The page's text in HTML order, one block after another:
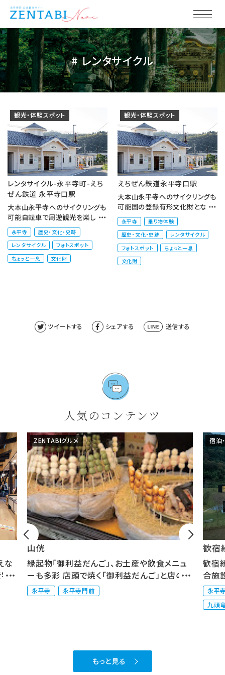
# レンタサイクル
観光・体験スポット
レンタサイクル-永平寺町-えち
ぜん鉄道 永平寺口駅
大本山永平寺へのサイクリングも
可能自転車で周遊観光を楽しむ
ことができます。 大本山永平寺は
もちろんのこと近隣の観光地へ
の...
永平寺
歴史・文化・史跡
レンタサイクル
フォトスポット
ちょっと一息
文化財
観光・体験スポット
えちぜん鉄道永平寺口駅
大本山永平寺へのサイクリングも
可能国の登録有形文化財となっ
ている旧駅舎の雰囲気を採り入
れた、白を基調とした洋風デザイ
ンの...
永平寺
乗り物体験
歴史・文化・史跡
レンタサイクル
フォトスポット
ちょっと一息
文化財
ツイートする シェアする 送信する
人気のコンテンツ
な
物
ZENTABIグルメ
山侊
縁起物「御利益だんご」、お土産や飲食メニュ
ーも多彩 店頭で焼く「御利益だんご」と店の裏
に...
永平寺 永平寺門前
宿泊
歓宿
歓宿
合施
永平
九頭
 
もっと見る